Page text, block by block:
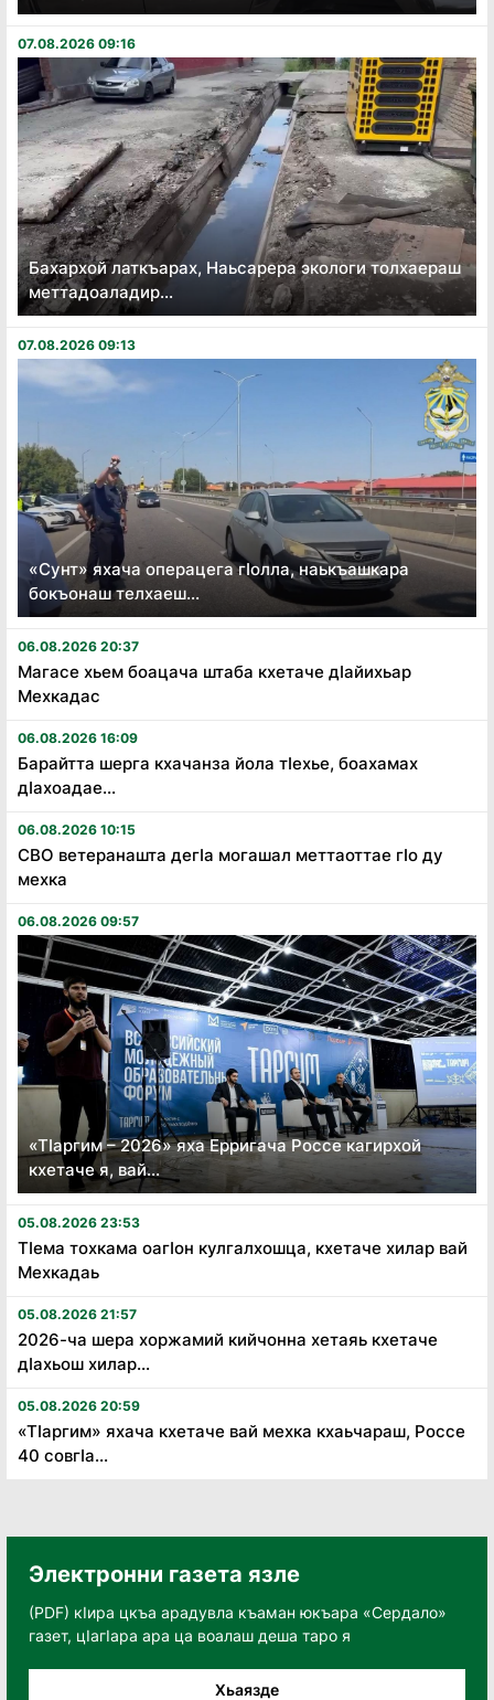
07.08.2026 09:16
Бахархой латкъарах, Наьсарера экологи толхаераш
меттадоаладир...
07.08.2026 09:13
«Сунт» яхача операцега гӏолла, наькъашкара
бокъонаш телхаеш...
06.08.2026 20:37
Магасе хьем боацача штаба кхетаче дӏайихьар
Мехкадас
06.08.2026 16:09
Барайтта шерга кхачанза йола тӏехье, боахамах
дӏахоадае...
06.08.2026 10:15
СВО ветеранашта дегӏа могашал меттаоттае гӏо ду
мехка
06.08.2026 09:57
«Тӏаргим – 2026» яха Ерригача Россе кагирхой
кхетаче я, вай...
05.08.2026 23:53
Тӏема тохкама оагӏон кулгалхошца, кхетаче хилар вай
Мехкадаь
05.08.2026 21:57
2026-ча шера хоржамий кийчонна хетаяь кхетаче
дӏахьош хилар...
05.08.2026 20:59
«Тӏаргим» яхача кхетаче вай мехка кхаьчараш, Россе
40 совгӏа...
Электронни газета язле
(PDF) кӀира цкъа арадувла къаман юкъара «Сердало»
газет, цӀагӀара ара ца воалаш деша таро я
Хьаязде